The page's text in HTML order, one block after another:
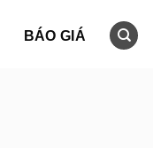
BÁO GIÁ